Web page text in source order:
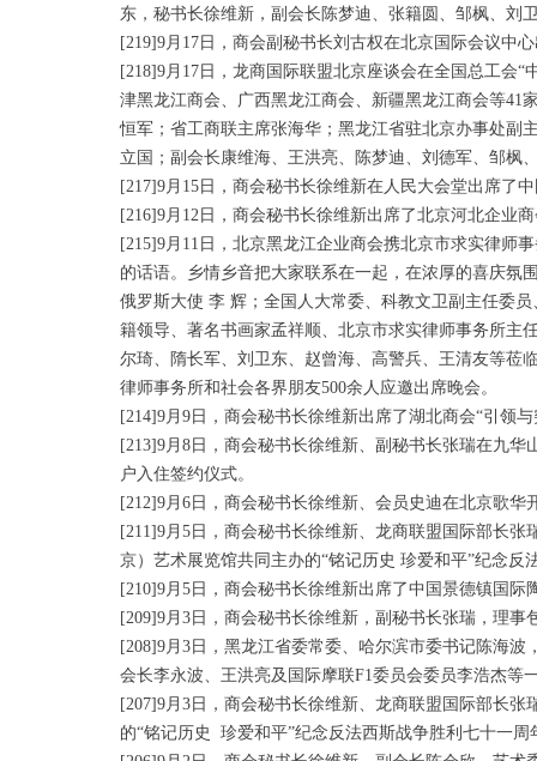
东，秘书长徐维新，副会长陈梦迪、张籍圆、邹枫、刘
[219]9月17日，商会副秘书长刘古权在北京国际会议中
[218]9月17日，龙商国际联盟北京座谈会在全国总工会
津黑龙江商会、广西黑龙江商会、新疆黑龙江商会等41
恒军；省工商联主席张海华；黑龙江省驻北京办事处副
立国；副会长康维海、王洪亮、陈梦迪、刘德军、邹枫
[217]9月15日，商会秘书长徐维新在人民大会堂出席了
[216]9月12日，商会秘书长徐维新出席了北京河北企业
[215]9月11日，北京黑龙江企业商会携北京市求实律师
的话语。乡情乡音把大家联系在一起，在浓厚的喜庆氛
俄罗斯大使 李 辉；全国人大常委、科教文卫副主任委
籍领导、著名书画家孟祥顺、北京市求实律师事务所主
尔琦、隋长军、刘卫东、赵曾海、高警兵、王清友等莅
律师事务所和社会各界朋友500余人应邀出席晚会。
[214]9月9日，商会秘书长徐维新出席了湖北商会“引领
[213]9月8日，商会秘书长徐维新、副秘书长张瑞在九
户入住签约仪式。
[212]9月6日，商会秘书长徐维新、会员史迪在北京歌
[211]9月5日，商会秘书长徐维新、龙商联盟国际部长
京）艺术展览馆共同主办的“铭记历史 珍爱和平”纪念
[210]9月5日，商会秘书长徐维新出席了中国景德镇国
[209]9月3日，商会秘书长徐维新，副秘书长张瑞，理
[208]9月3日，黑龙江省委常委、哈尔滨市委书记陈海
会长李永波、王洪亮及国际摩联F1委员会委员李浩杰等
[207]9月3日，商会秘书长徐维新、龙商联盟国际部长
的“铭记历史 珍爱和平”纪念反法西斯战争胜利七十一周